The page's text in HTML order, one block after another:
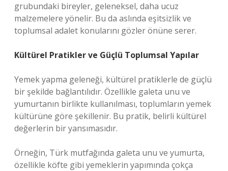
grubundaki bireyler, geleneksel, daha ucuz
malzemelere yönelir. Bu da aslında eşitsizlik ve
toplumsal adalet konularını gözler önüne serer.
Kültürel Pratikler ve Güçlü Toplumsal Yapılar
Yemek yapma geleneği, kültürel pratiklerle de güçlü
bir şekilde bağlantılıdır. Özellikle galeta unu ve
yumurtanın birlikte kullanılması, toplumların yemek
kültürüne göre şekillenir. Bu pratik, belirli kültürel
değerlerin bir yansımasıdır.
Örneğin, Türk mutfağında galeta unu ve yumurta,
özellikle köfte gibi yemeklerin yapımında çokça